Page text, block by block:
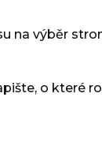
na výběr
o které